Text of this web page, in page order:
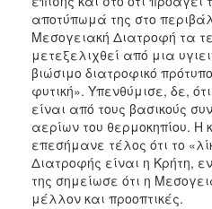
αποτύπωμά της στο
Μεσογειακή Διατροφή τα
μετεξελιχθεί από μια
βιώσιμο διατροφικό
φυτική». Υπενθύμισε, δε,
είναι από τους βασικούς
αερίων του θερμοκηπίου. Η
επεσήμανε τέλος ότι το
Διατροφής είναι η Κρήτη,
της σημείωσε ότι η
μέλλον και προοπτικές.